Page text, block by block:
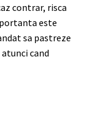
contrar, risca
este
sa pastreze
cand